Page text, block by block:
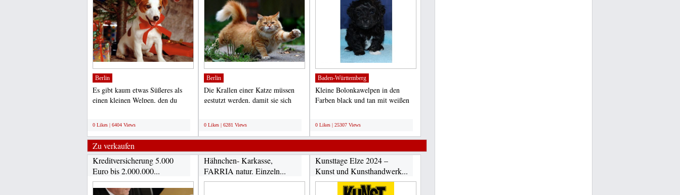
Berlin
Es gibt kaum etwas Süßeres als
einen kleinen Welpen, den du
0 Likes | 6404 Views
Berlin
Die Krallen einer Katze müssen
gestutzt werden, damit sie sich
0 Likes | 6281 Views
Baden-Württemberg
Kleine Bolonkawelpen in den
Farben black und tan mit weißen
0 Likes | 25307 Views
Zu verkaufen
Kreditversicherung 5.000
Euro bis 2.000.000...
Hähnchen- Karkasse,
FARRIA natur. Einzeln...
Kunsttage Elze 2024 –
Kunst und Kunsthandwerk...